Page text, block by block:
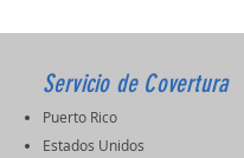
Servicio de Covertura
Puerto Rico
Estados Unidos